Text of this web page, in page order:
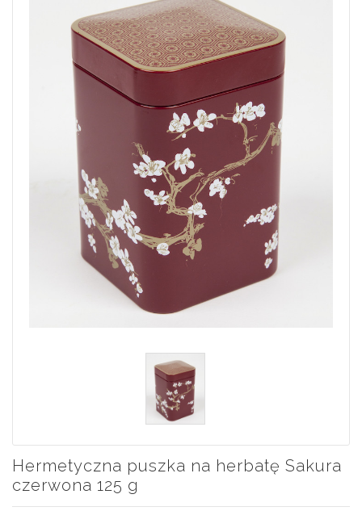
Hermetyczna puszka na herbatę Sakura
czerwona 125 g